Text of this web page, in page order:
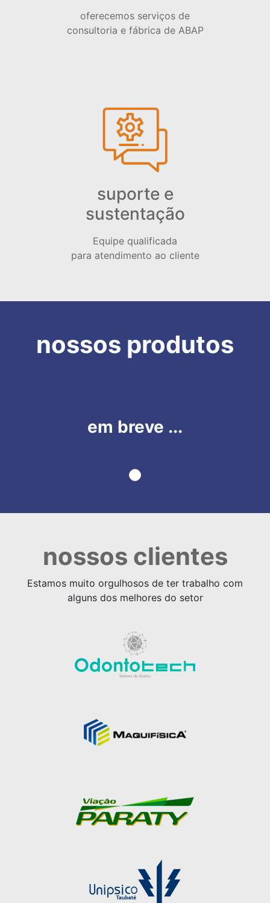
oferecemos serviços de
consultoria e fábrica de ABAP
suporte e
sustentação
Equipe qualificada
para atendimento ao cliente
nossos produtos
em breve ...
nossos clientes
Estamos muito orgulhosos de ter trabalho com
alguns dos melhores do setor